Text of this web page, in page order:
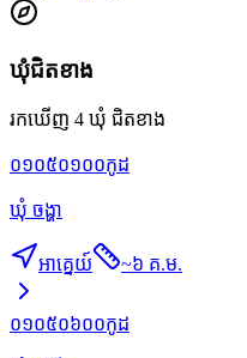
ឃុំជិតខាង
រកឃើញ 4 ឃុំ ជិតខាង
០១០៥០១០០កូដ
ឃុំ ចង្ហា
អាគ្នេយ៍ ~៦ គ.ម.
០១០៥០៦០០កូដ